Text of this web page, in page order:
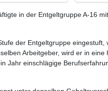
in der Entgeltgruppe A-16
der Entgeltgruppe
Arbeitgeber, wird er in
Jahr einschlägige